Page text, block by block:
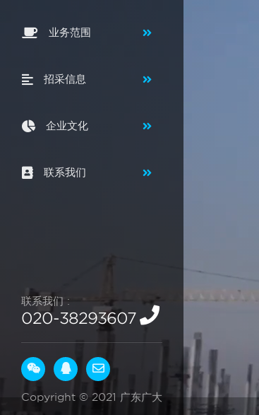
业务范围
招采信息
企业文化
联系我们
联系我们 :
020-38293607
Copyright © 2021 广东广大